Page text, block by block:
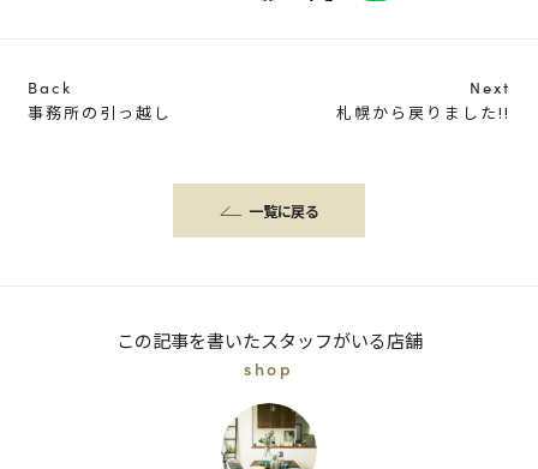
Back
事務所の引っ越し
一覧に戻る
Next
札幌から戻りました!!
この記事を書いたスタッフがいる店舗
shop